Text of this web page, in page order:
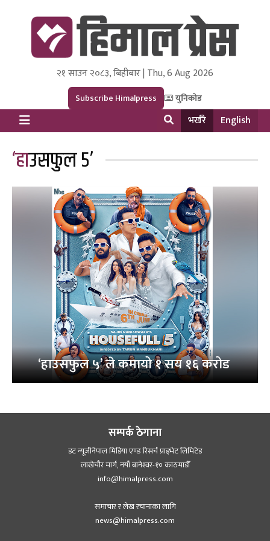
Himal Press
Dot NewsyNepal Media and Research Pvt Ltd.
२१ साउन २०८३, बिहीबार | Thu, 6 Aug 2026
Subscribe Himalpress युनिकोड
भर्खरै English
‘हाउसफुल ५’
‘हाउसफुल ५’ ले कमायो १ सय १६ करोड
सम्पर्क ठेगाना
डट न्यूजीनेपाल मिडिया एण्ड रिसर्च प्राइभेट लिमिटेड
लाखेचौर मार्ग, नयाँ बानेश्‍वर-१० काठमाडौँ
info@himalpress.com
समाचार र लेख रचानाका लागि
news@himalpress.com